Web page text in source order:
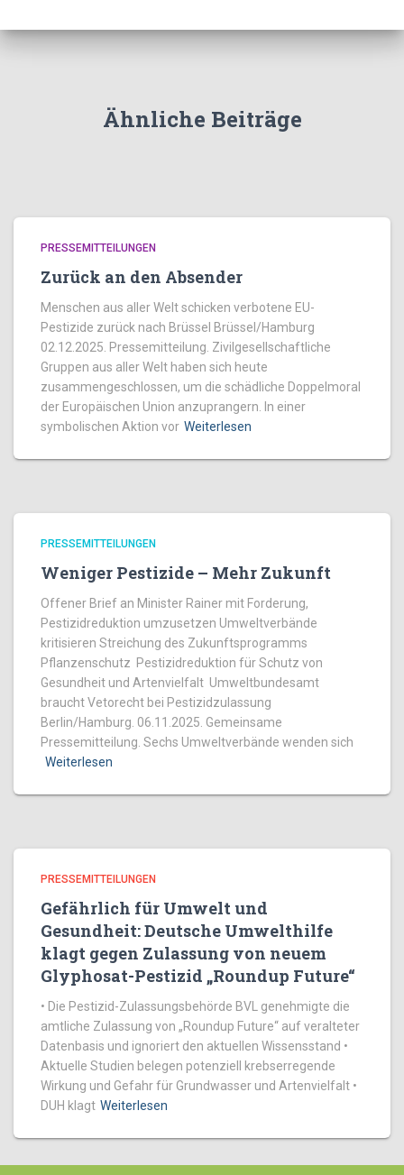
Ähnliche Beiträge
PRESSEMITTEILUNGEN
Zurück an den Absender
Menschen aus aller Welt schicken verbotene EU-
Pestizide zurück nach Brüssel Brüssel/Hamburg
02.12.2025. Pressemitteilung. Zivilgesellschaftliche
Gruppen aus aller Welt haben sich heute
zusammengeschlossen, um die schädliche Doppelmoral
der Europäischen Union anzuprangern. In einer
symbolischen Aktion vor Weiterlesen
PRESSEMITTEILUNGEN
Weniger Pestizide – Mehr Zukunft
Offener Brief an Minister Rainer mit Forderung,
Pestizidreduktion umzusetzen Umweltverbände
kritisieren Streichung des Zukunftsprogramms
Pflanzenschutz Pestizidreduktion für Schutz von
Gesundheit und Artenvielfalt Umweltbundesamt
braucht Vetorecht bei Pestizidzulassung
Berlin/Hamburg. 06.11.2025. Gemeinsame
Pressemitteilung. Sechs Umweltverbände wenden sich
Weiterlesen
PRESSEMITTEILUNGEN
Gefährlich für Umwelt und
Gesundheit: Deutsche Umwelthilfe
klagt gegen Zulassung von neuem
Glyphosat-Pestizid „Roundup Future“
• Die Pestizid-Zulassungsbehörde BVL genehmigte die
amtliche Zulassung von „Roundup Future“ auf veralteter
Datenbasis und ignoriert den aktuellen Wissensstand •
Aktuelle Studien belegen potenziell krebserregende
Wirkung und Gefahr für Grundwasser und Artenvielfalt •
DUH klagt Weiterlesen